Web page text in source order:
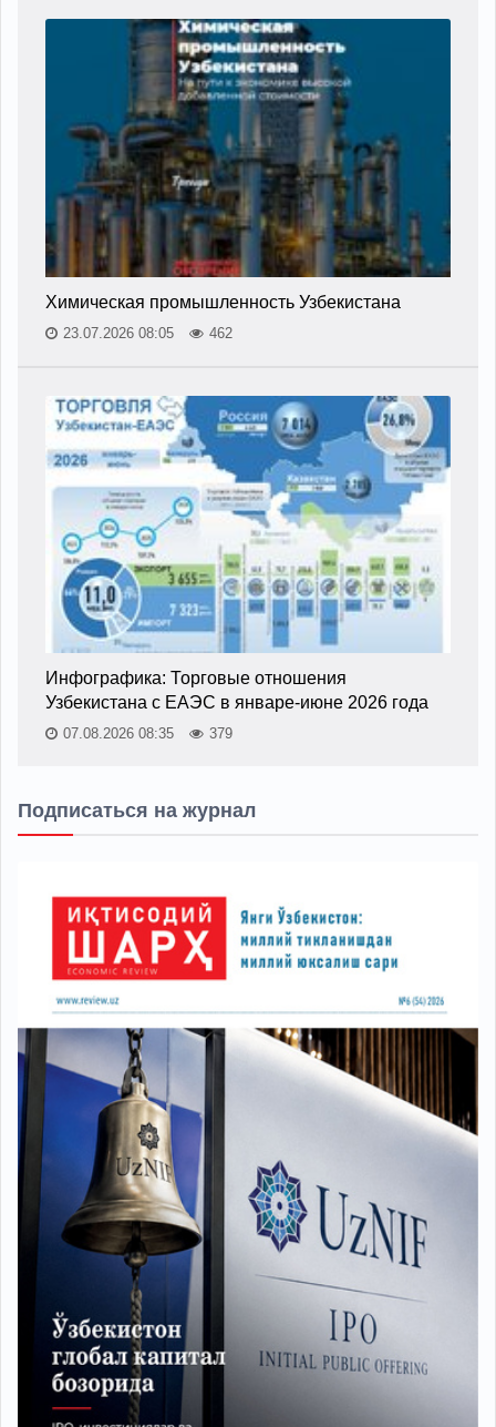
Химическая промышленность Узбекистана
23.07.2026 08:05 462
Инфографика: Торговые отношения
Узбекистана с ЕАЭС в январе-июне 2026 года
07.08.2026 08:35 379
Подписаться на журнал